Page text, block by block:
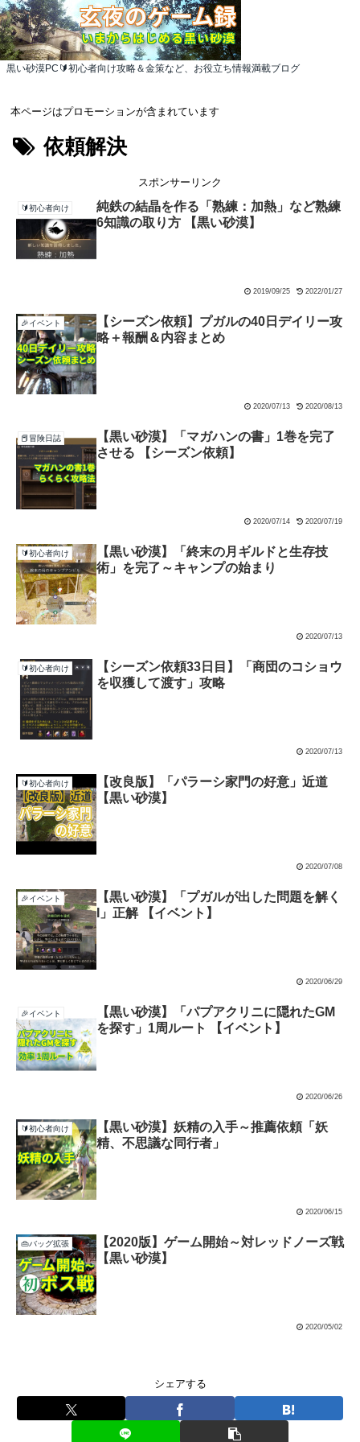
黒い砂漠PC🔰初心者向け攻略＆金策など、お役立ち情報満載ブログ
本ページはプロモーションが含まれています
依頼解決
スポンサーリンク
🔰初心者向け
純鉄の結晶を作る「熟練：加熱」など熟練
6知識の取り方 【黒い砂漠】
2019/09/25 2022/01/27
🎉イベント
【シーズン依頼】プガルの40日デイリー攻
略＋報酬＆内容まとめ
2020/07/13 2020/08/13
📕冒険日誌
【黒い砂漠】「マガハンの書」1巻を完了
させる 【シーズン依頼】
2020/07/14 2020/07/19
🔰初心者向け
【黒い砂漠】「終末の月ギルドと生存技
術」を完了～キャンプの始まり
2020/07/13
🔰初心者向け
【シーズン依頼33日目】「商団のコショウ
を収獲して渡す」攻略
2020/07/13
🔰初心者向け
【改良版】「パラーシ家門の好意」近道
【黒い砂漠】
2020/07/08
🎉イベント
【黒い砂漠】「プガルが出した問題を解く
I」正解 【イベント】
2020/06/29
🎉イベント
【黒い砂漠】「パプアクリニに隠れたGM
を探す」1周ルート 【イベント】
2020/06/26
🔰初心者向け
【黒い砂漠】妖精の入手～推薦依頼「妖
精、不思議な同行者」
2020/06/15
👜バッグ拡張
【2020版】ゲーム開始～対レッドノーズ戦
【黒い砂漠】
2020/05/02
シェアする